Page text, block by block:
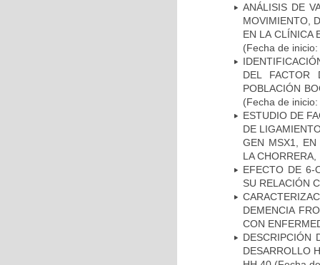
ANÁLISIS DE
MOVIMIENTO,
EN LA CLÍNICA
(Fecha de
DEL FACTOR
POBLACIÓN
(Fecha de
ESTUDIO DE
DE
GEN MSX1, EN
LA
EFECTO DE 6-
SU RELACIÓN
DEMENCIA
CON
DESCRIPCIÓN
DESARROLLO